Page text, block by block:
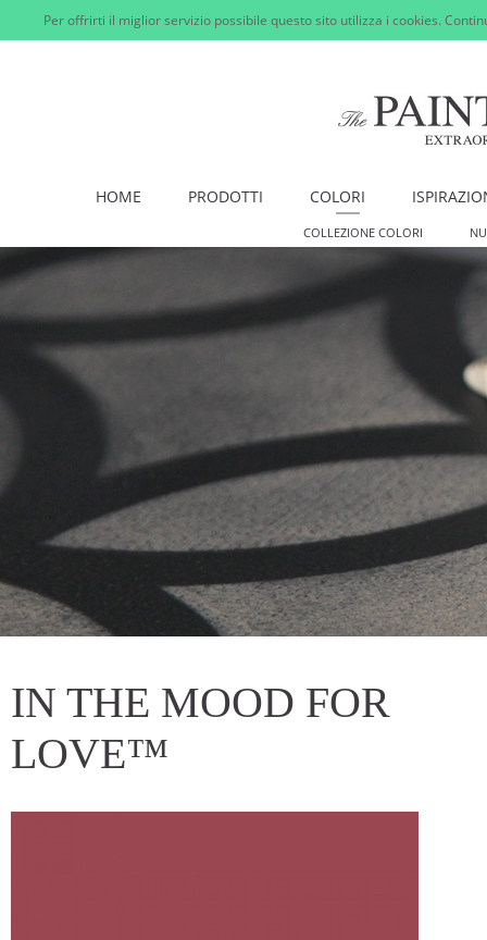
Per offrirti il miglior servizio possibile questo sito utilizza i cookies.
HOME PRODOTTI COLORI
COLLEZIONE COLORI
IN THE MOOD FOR
LOVE™